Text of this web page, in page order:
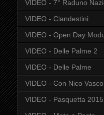
VIDEO - 7° Raduno
VIDEO - Clandestini
VIDEO - Open Day
VIDEO - Delle Palme 2
VIDEO - Delle Palme
VIDEO - Con Nico Vasco
VIDEO - Pasquetta 2015